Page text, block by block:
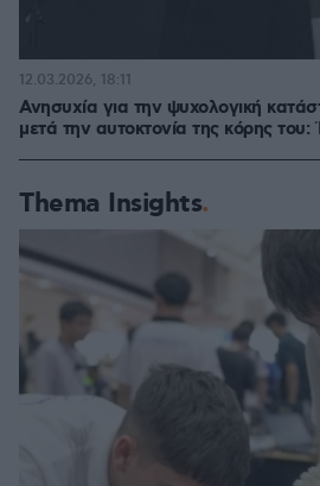
Ανησυχία για την ψυχολογική
μετά την αυτοκτονία της κόρης
12.03.2026, 18:11
Thema Insights